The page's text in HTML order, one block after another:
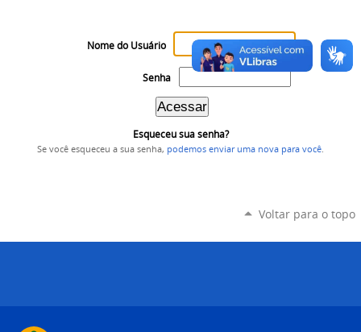
Nome do Usuário
Senha
Esqueceu sua senha?
Se você esqueceu a sua senha, podemos enviar uma nova para você
Voltar para o topo